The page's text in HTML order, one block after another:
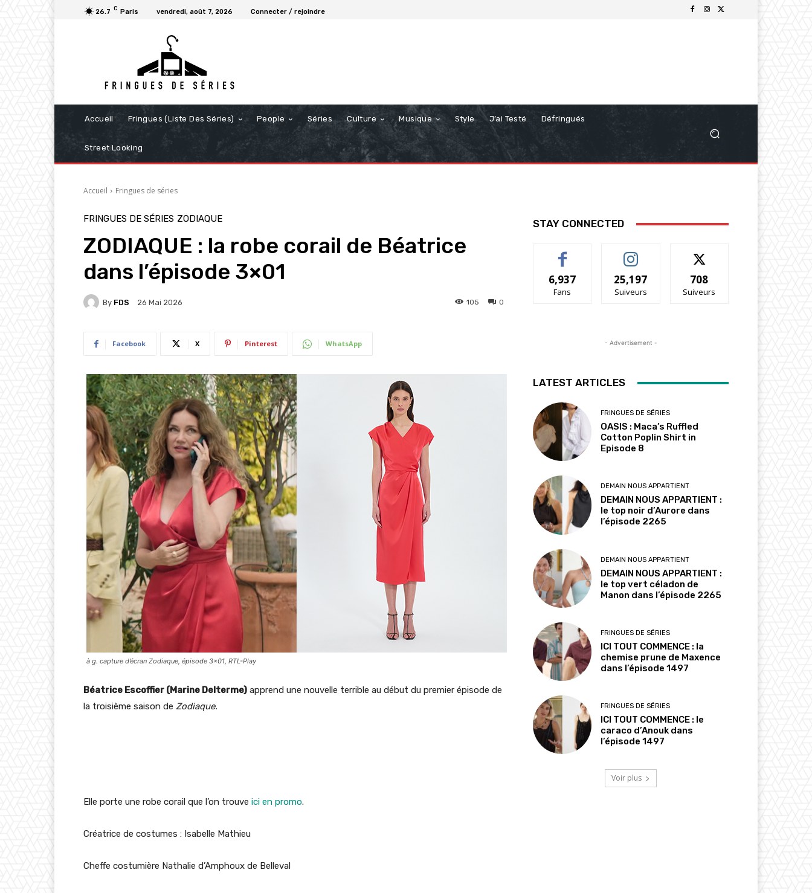
26.7 C Paris vendredi, août 7, 2026 Connecter / rejoindre
Accueil Fringues (Liste Des Séries) People Séries Culture Musique Style J’ai Testé Défringués
Street Looking
Accueil Fringues de séries
FRINGUES DE SÉRIES ZODIAQUE
ZODIAQUE : la robe corail de Béatrice
dans l’épisode 3×01
By FDS 26 Mai 2026 0
105
Facebook X Pinterest WhatsApp
à g. capture d’écran Zodiaque, épisode 3×01, RTL-Play
Béatrice Escoffier (Marine Delterme) apprend une nouvelle terrible au début du premier épisode de
la troisième saison de Zodiaque.
Elle porte une robe corail que l’on trouve ici en promo.
Créatrice de costumes : Isabelle Mathieu
Cheffe costumière Nathalie d’Amphoux de Belleval
STAY CONNECTED
6,937
Fans
25,197
Suiveurs
708
Suiveurs
- Advertisement -
LATEST ARTICLES
FRINGUES DE SÉRIES
OASIS : Maca’s Ruffled
Cotton Poplin Shirt in
Episode 8
DEMAIN NOUS APPARTIENT
DEMAIN NOUS APPARTIENT :
le top noir d’Aurore dans
l’épisode 2265
DEMAIN NOUS APPARTIENT
DEMAIN NOUS APPARTIENT :
le top vert céladon de
Manon dans l’épisode 2265
FRINGUES DE SÉRIES
ICI TOUT COMMENCE : la
chemise prune de Maxence
dans l’épisode 1497
FRINGUES DE SÉRIES
ICI TOUT COMMENCE : le
caraco d’Anouk dans
l’épisode 1497
Voir plus